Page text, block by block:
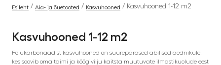
Esileht / Aia- ja õuetooted / Kasvuhooned / Kasvuhooned 1-12 m2
Kasvuhooned 1-12 m2
Polükarbonaadist kasvuhooned on suurepärased abilised aednikule,
kes soovib oma taimi ja köögivilju kaitsta muutuvate ilmastikuolude eest